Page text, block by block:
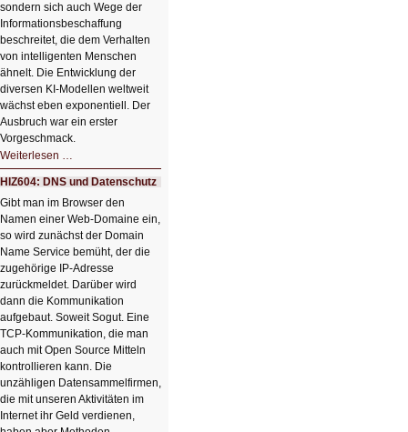
sondern sich auch Wege der
Informationsbeschaffung
beschreitet, die dem Verhalten
von intelligenten Menschen
ähnelt. Die Entwicklung der
diversen KI-Modellen weltweit
wächst eben exponentiell. Der
Ausbruch war ein erster
Vorgeschmack.
Weiterlesen …
Der
Ausbruch
der
KI
HIZ604: DNS und Datenschutz
Gibt man im Browser den
Namen einer Web-Domaine ein,
so wird zunächst der Domain
Name Service bemüht, der die
zugehörige IP-Adresse
zurückmeldet. Darüber wird
dann die Kommunikation
aufgebaut. Soweit Sogut. Eine
TCP-Kommunikation, die man
auch mit Open Source Mitteln
kontrollieren kann. Die
unzähligen Datensammelfirmen,
die mit unseren Aktivitäten im
Internet ihr Geld verdienen,